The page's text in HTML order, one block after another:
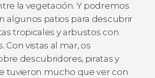
la vegetación. Y podremos
algunos patios para descubrir
tropicales y arbustos con
Con vistas al mar, os
descubridores, piratas y
tuvieron mucho que ver con